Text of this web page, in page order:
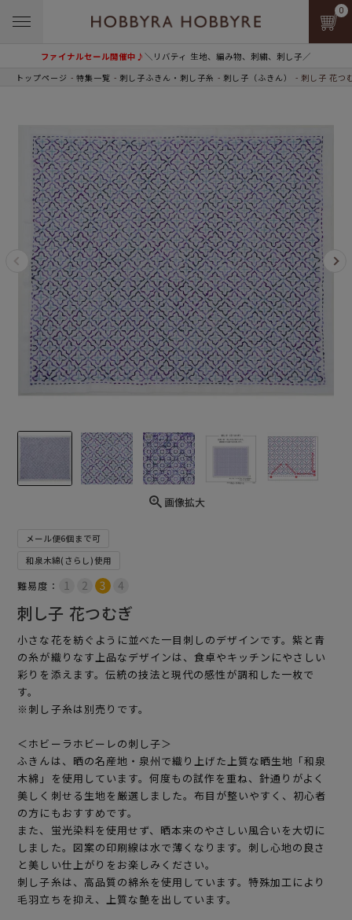
ファイナルセール開催中♪＼リバティ 生地、編み物、刺繍、刺し子／
0
トップページ 特集一覧 刺し子ふきん・刺し子糸 刺し子（ふきん） 刺し子 花つ
画像拡大
メール便6個まで可
和泉木綿(さらし)使用
難易度：
刺し子 花つむぎ
小さな花を紡ぐように並べた一目刺しのデザインです。紫と青
の糸が織りなす上品なデザインは、食卓やキッチンにやさしい
彩りを添えます。伝統の技法と現代の感性が調和した一枚で
す。
※刺し子糸は別売りです。
＜ホビーラホビーレの刺し子＞
ふきんは、晒の名産地・泉州で織り上げた上質な晒生地「和泉
木綿」を使用しています。何度もの試作を重ね、針通りがよく
美しく刺せる生地を厳選しました。布目が整いやすく、初心者
の方にもおすすめです。
また、蛍光染料を使用せず、晒本来のやさしい風合いを大切に
しました。図案の印刷線は水で薄くなります。刺し心地の良さ
と美しい仕上がりをお楽しみください。
刺し子糸は、高品質の綿糸を使用しています。特殊加工により
毛羽立ちを抑え、上質な艶を出しています。